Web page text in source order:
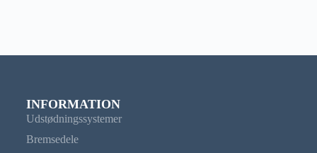
INFORMATION
Udstødningssystemer
Bremsedele